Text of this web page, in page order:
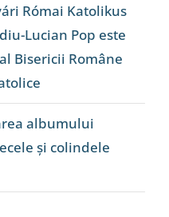
Római Katolikus
Lucian Pop este
Bisericii Române
albumului
și colindele